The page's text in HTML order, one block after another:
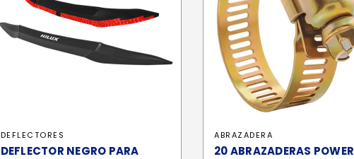
DEFLECTORES
DEFLECTOR NEGRO PARA
ABRAZADERA
20 ABRAZADERAS POWER